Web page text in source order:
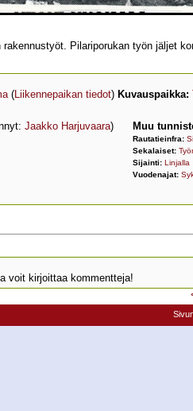
rakennustyöt. Pilariporukan työn jäljet
(Liikennepaikan tiedot) Kuvauspaikka:
Jaakko Harjuvaara)
Muu
Rautatieinfra:
Sekalaiset:
Sijainti: Linjalla
Vuodenajat:
voit kirjoittaa kommentteja!